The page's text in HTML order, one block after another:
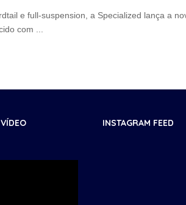
e full-suspension, a Specialized lança a
com
INSTAGRAM FEED